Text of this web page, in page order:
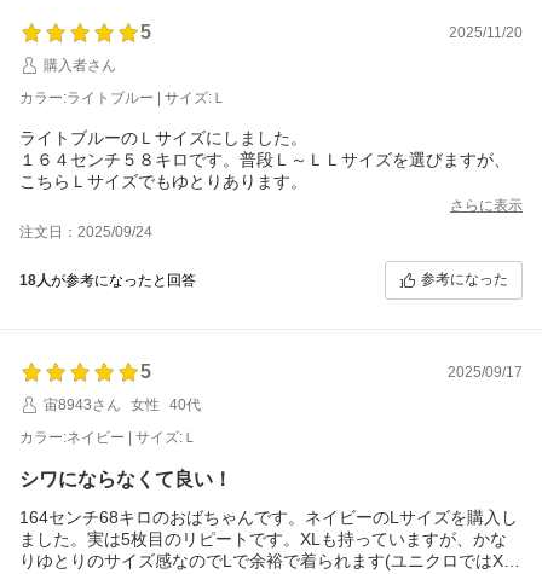
5
2025/11/20
購入者さん
カラー:ライトブルー | サイズ:Ｌ
ライトブルーのＬサイズにしました。
１６４センチ５８キロです。普段Ｌ～ＬＬサイズを選びますが、
こちらＬサイズでもゆとりあります。
さらに表示
注文日：2025/09/24
18人が参考になったと回答 参考になった
5
2025/09/17
宙8943さん
女性
40代
カラー:ネイビー | サイズ:Ｌ
シワにならなくて良い！
164センチ68キロのおばちゃんです。ネイビーのLサイズを購入し
ました。実は5枚目のリピートです。XLも持っていますが、かな
りゆとりのサイズ感なのでLで余裕で着られます(ユニクロではXL